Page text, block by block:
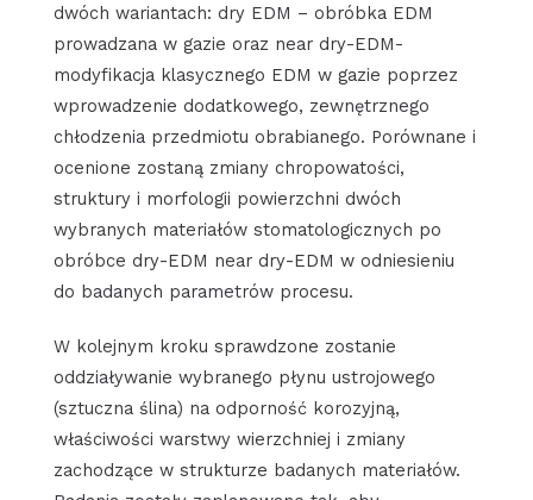
dwóch wariantach: dry EDM – obróbka EDM
prowadzana w gazie oraz near dry-EDM-
modyfikacja klasycznego EDM w gazie poprzez
wprowadzenie dodatkowego, zewnętrznego
chłodzenia przedmiotu obrabianego. Porównane i
ocenione zostaną zmiany chropowatości,
struktury i morfologii powierzchni dwóch
wybranych materiałów stomatologicznych po
obróbce dry-EDM near dry-EDM w odniesieniu
do badanych parametrów procesu.
W kolejnym kroku sprawdzone zostanie
oddziaływanie wybranego płynu ustrojowego
(sztuczna ślina) na odporność korozyjną,
właściwości warstwy wierzchniej i zmiany
zachodzące w strukturze badanych materiałów.